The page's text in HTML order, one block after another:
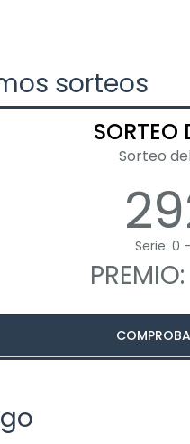
sorteos
SORTEO
Sorteo
Serie: 0